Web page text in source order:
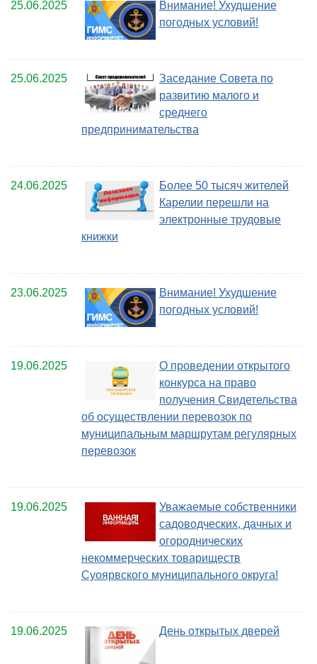
25.06.2025
Внимание! Ухудшение
погодных условий!
25.06.2025
Заседание Совета по
развитию малого и
среднего
предпринимательства
24.06.2025
Более 50 тысяч жителей
Карелии перешли на
электронные трудовые
книжки
23.06.2025
Внимание! Ухудшение
погодных условий!
19.06.2025
О проведении открытого
конкурса на право
получения Свидетельства
об осуществлении перевозок по
муниципальным маршрутам регулярных
перевозок
19.06.2025
Уважаемые собственники
садоводческих, дачных и
огороднических
некоммерческих товариществ
Суоярвского муниципального округа!
19.06.2025 День открытых дверей